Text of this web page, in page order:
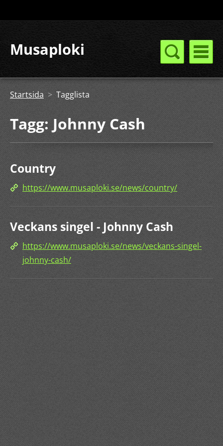
Musaploki
Startsida > Tagglista
Tagg: Johnny Cash
Country
https://www.musaploki.se/news/country/
Veckans singel - Johnny Cash
https://www.musaploki.se/news/veckans-singel-
johnny-cash/